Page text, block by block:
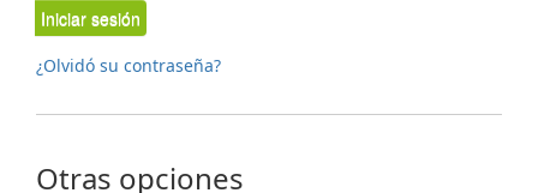
Iniciar sesión
¿Olvidó su contraseña?
Otras opciones